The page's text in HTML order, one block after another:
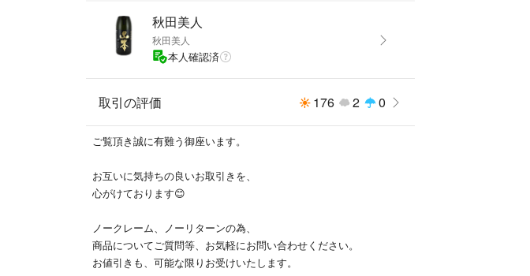
秋田美人
秋田美人
本人確認済
取引の評価 176 2 0
ご覧頂き誠に有難う御座います。
お互いに気持ちの良いお取引きを、
心がけております😊
ノークレーム、ノーリターンの為、
商品についてご質問等、お気軽にお問い合わせください。
お値引きも、可能な限りお受けいたします。